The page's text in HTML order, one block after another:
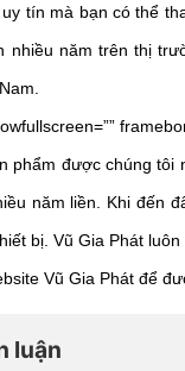
tín mà bạn có thể
nhiều năm trên thị
phẩm được chúng
năm liền. Khi đến
bị. Vũ Gia Phát
Vũ Gia Phát để
luận